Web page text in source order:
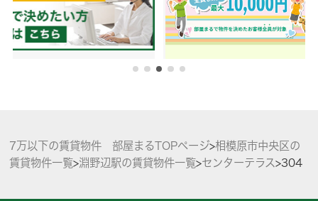
7万以下の賃貸物件 部屋まるTOPページ>相模原市中央区の
賃貸物件一覧>淵野辺駅の賃貸物件一覧>センターテラス>304